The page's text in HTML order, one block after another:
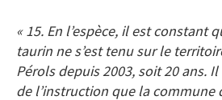
« 15. En l’espèce, il est constant
taurin ne s’est tenu sur le
Pérols depuis 2003, soit 20 ans.
de l’instruction que la commune